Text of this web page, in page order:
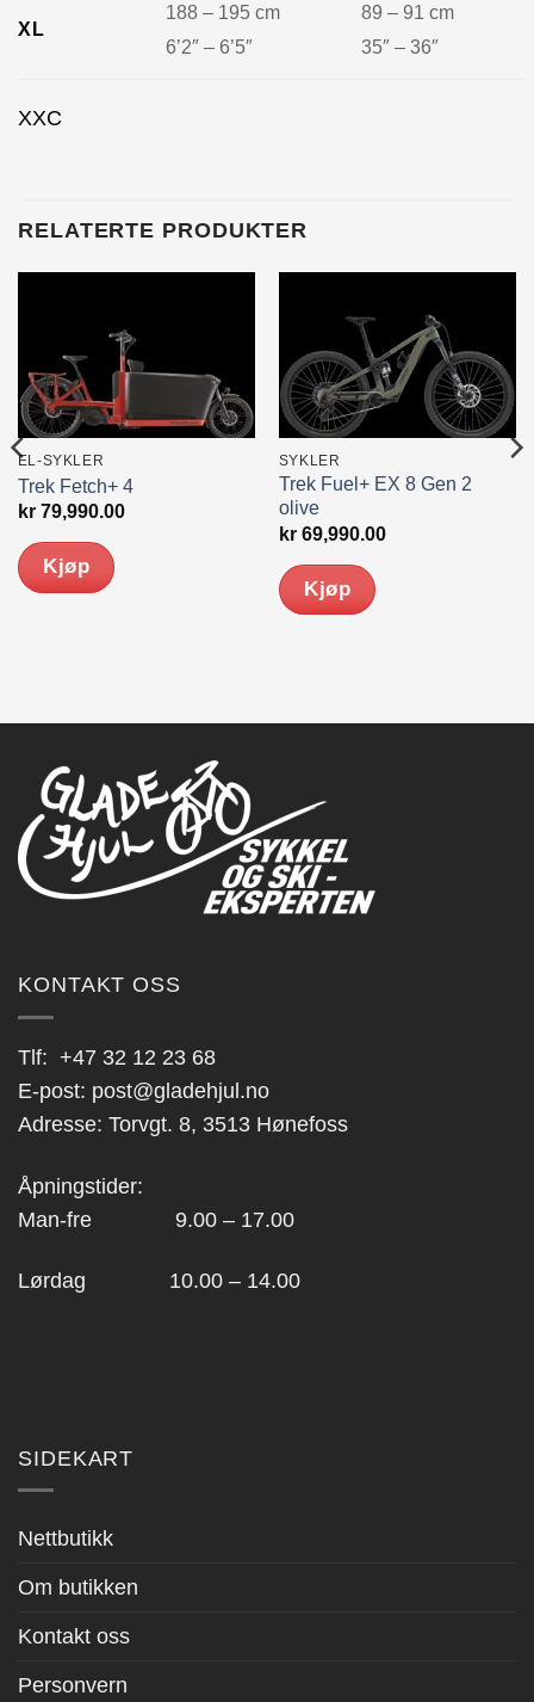
XL
188 – 195 cm
6’2″ – 6’5″
89 – 91 cm
35″ – 36″
XXC
RELATERTE PRODUKTER
EL-SYKLER
Trek Fetch+ 4
kr79,990.00
Kjøp
SYKLER
Trek Fuel+ EX 8 Gen 2
olive
kr69,990.00
Kjøp
velges
på
produktsiden
KONTAKT OSS
Tlf: +47 32 12 23 68
E-post: post@gladehjul.no
Adresse: Torvgt. 8, 3513 Hønefoss
Åpningstider:
Man-fre 9.00 – 17.00
Lørdag 10.00 – 14.00
SIDEKART
Nettbutikk
Om butikken
Kontakt oss
Personvern